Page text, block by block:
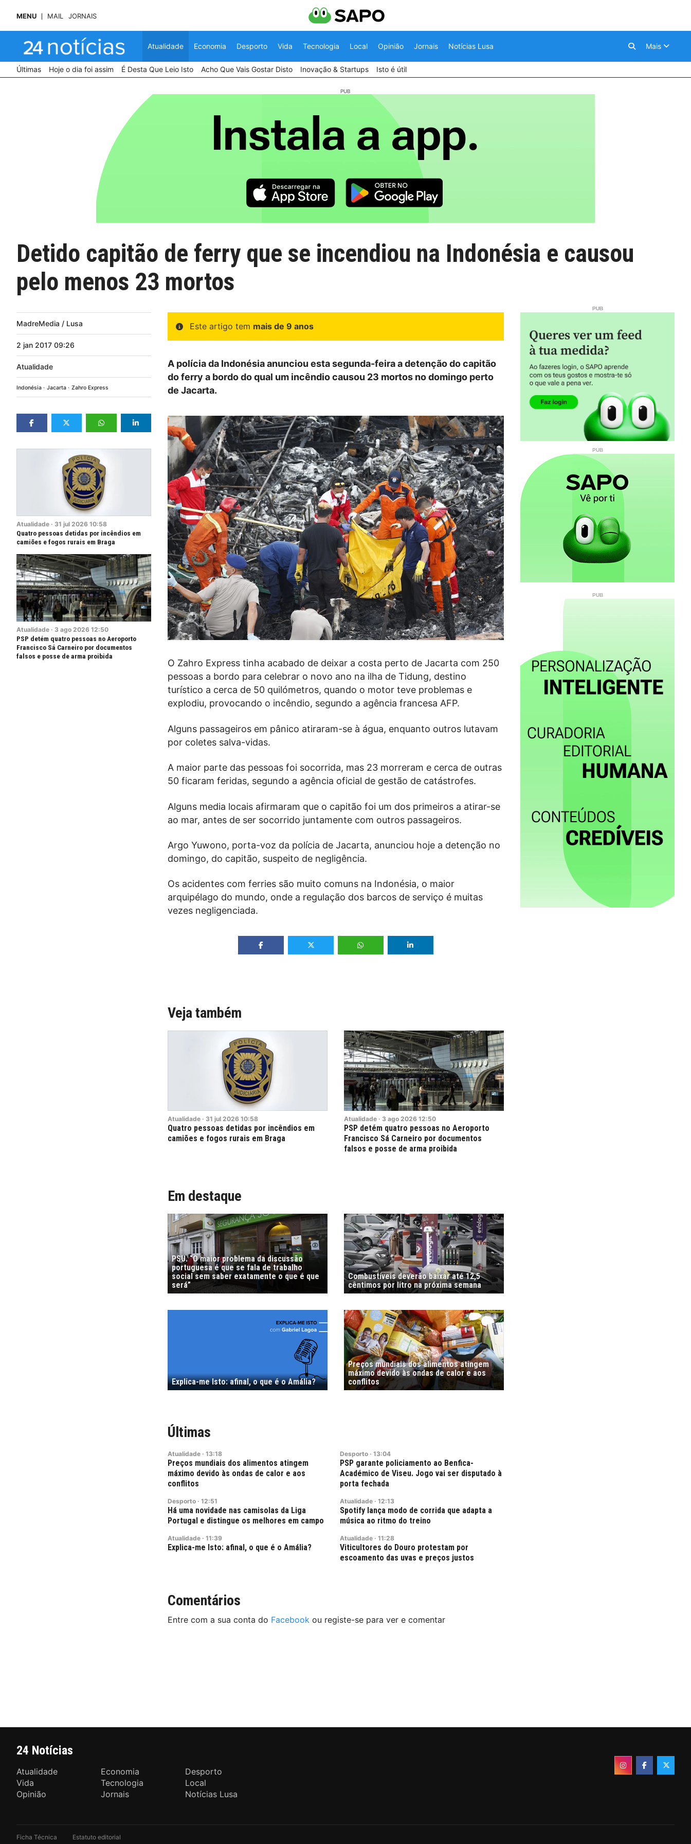
MENU MAIL JORNAIS
Atualidade Economia Desporto Vida Tecnologia Local Opinião Jornais Notícias Lusa Mais
Últimas Hoje o dia foi assim É Desta Que Leio Isto Acho Que Vais Gostar Disto Inovação & Startups Isto é útil
Detido capitão de ferry que se incendiou na Indonésia e causou
pelo menos 23 mortos
MadreMedia / Lusa
2 jan 2017 09:26
Atualidade
Indonésia Jacarta Zahro Express
Atualidade · 31 jul 2026 10:58
Quatro pessoas detidas por incêndios em
camiões e fogos rurais em Braga
Atualidade · 3 ago 2026 12:50
PSP detém quatro pessoas no Aeroporto
Francisco Sá Carneiro por documentos
falsos e posse de arma proibida
Este artigo tem mais de 9 anos
A polícia da Indonésia anunciou esta segunda-feira a detenção do capitão
do ferry a bordo do qual um incêndio causou 23 mortos no domingo perto
de Jacarta.
O Zahro Express tinha acabado de deixar a costa perto de Jacarta com 250
pessoas a bordo para celebrar o novo ano na ilha de Tidung, destino
turístico a cerca de 50 quilómetros, quando o motor teve problemas e
explodiu, provocando o incêndio, segundo a agência francesa AFP.
Alguns passageiros em pânico atiraram-se à água, enquanto outros lutavam
por coletes salva-vidas.
A maior parte das pessoas foi socorrida, mas 23 morreram e cerca de outras
50 ficaram feridas, segundo a agência oficial de gestão de catástrofes.
Alguns media locais afirmaram que o capitão foi um dos primeiros a atirar-se
ao mar, antes de ser socorrido juntamente com outros passageiros.
Argo Yuwono, porta-voz da polícia de Jacarta, anunciou hoje a detenção no
domingo, do capitão, suspeito de negligência.
Os acidentes com ferries são muito comuns na Indonésia, o maior
arquipélago do mundo, onde a regulação dos barcos de serviço é muitas
vezes negligenciada.
Veja também
Atualidade · 31 jul 2026 10:58
Quatro pessoas detidas por incêndios em
camiões e fogos rurais em Braga
Atualidade · 3 ago 2026 12:50
PSP detém quatro pessoas no Aeroporto
Francisco Sá Carneiro por documentos
falsos e posse de arma proibida
Em destaque
PSU. “O maior problema da discussão
portuguesa é que se fala de trabalho
social sem saber exatamente o que é que
será”
Combustíveis deverão baixar até 12,5
cêntimos por litro na próxima semana
Explica-me Isto: afinal, o que é o Amália?
Preços mundiais dos alimentos atingem
máximo devido às ondas de calor e aos
conflitos
Últimas
Atualidade · 13:18
Preços mundiais dos alimentos atingem
máximo devido às ondas de calor e aos
conflitos
Desporto · 13:04
PSP garante policiamento ao Benfica-
Académico de Viseu. Jogo vai ser disputado à
porta fechada
Desporto · 12:51
Há uma novidade nas camisolas da Liga
Portugal e distingue os melhores em campo
Atualidade · 12:13
Spotify lança modo de corrida que adapta a
música ao ritmo do treino
Atualidade · 11:39
Explica-me Isto: afinal, o que é o Amália?
Atualidade · 11:28
Viticultores do Douro protestam por
escoamento das uvas e preços justos
Comentários
Entre com a sua conta do Facebook ou registe-se para ver e comentar
24 Notícias
Atualidade Economia
Desporto
Vida
Tecnologia
Local
Opinião
Jornais Notícias Lusa
Ficha Técnica Estatuto editorial